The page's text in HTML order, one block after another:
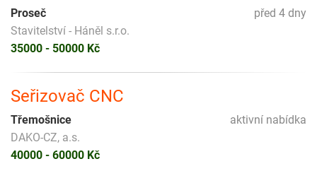
před 4 dny
Proseč
Stavitelství - Háněl s.r.o.
35000 - 50000 Kč
Seřizovač CNC
aktivní nabídka
Třemošnice
DAKO-CZ, a.s.
40000 - 60000 Kč